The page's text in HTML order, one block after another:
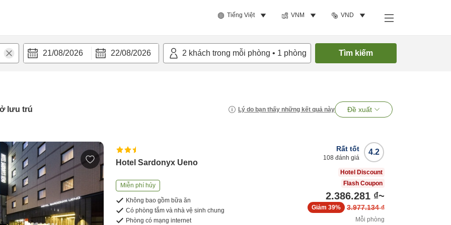
Tiếng Việt VNM VND
21/08/2026 22/08/2026 2 khách trong mỗi phòng • 1 phòng Tìm kiếm
lưu trú Lý do bạn thấy những kết quả này Đề xuất
Hotel Sardonyx Ueno
Miễn phí hủy
Không bao gồm bữa ăn
Có phòng tắm và nhà vệ sinh chung
Phòng có mạng internet
4.2
Rất tốt
108 đánh giá
Hotel Discount
Flash Coupon
2.386.281 ₫~
3.977.134 ₫
Giảm 39%
Mỗi phòng